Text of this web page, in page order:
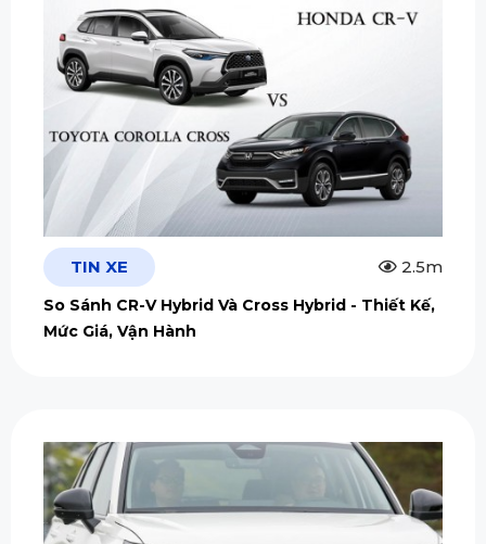
TIN XE 2.5m
So Sánh CR-V Hybrid Và Cross Hybrid - Thiết Kế,
Mức Giá, Vận Hành